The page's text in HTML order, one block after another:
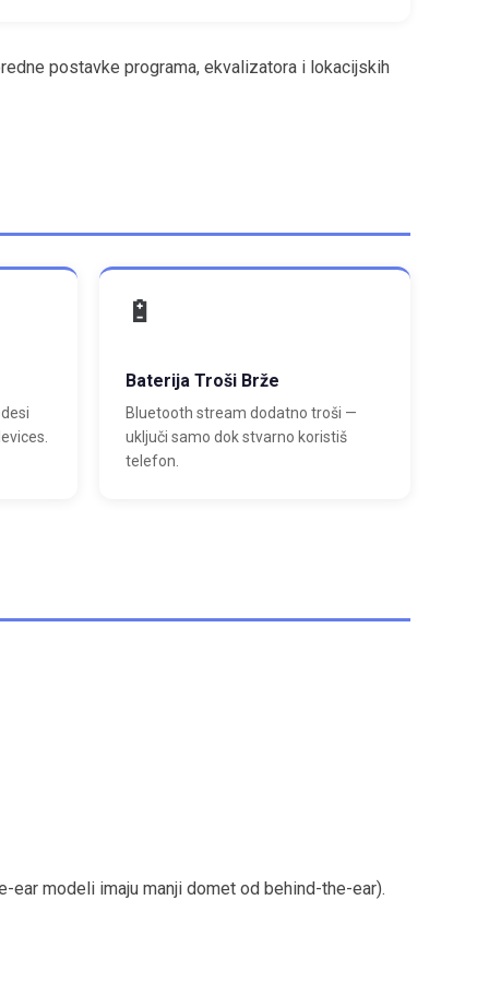
postavke programa, ekvalizatora i lokacijskih
🔋
Baterija Troši Brže
Bluetooth stream dodatno troši —
uključi samo dok stvarno koristiš
telefon.
modeli imaju manji domet od behind-the-ear).